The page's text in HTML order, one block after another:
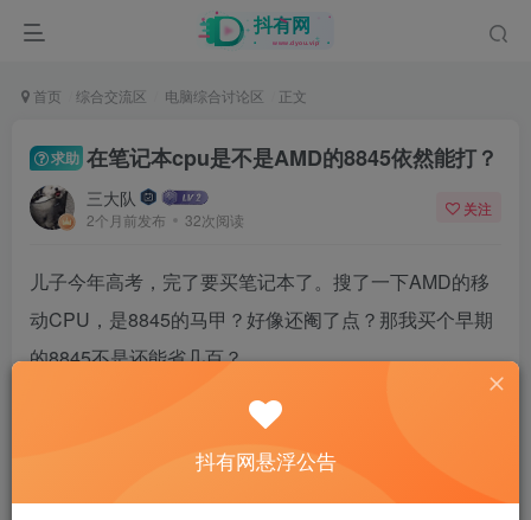
首页 综合交流区 电脑综合讨论区 正文
求助 在笔记本cpu是不是AMD的8845依然能打？
三大队
2个月前发布 32次阅读
关注
儿子今年高考，完了要买笔记本了。搜了一下AMD的移
动CPU，是8845的马甲？好像还阉了点？那我买个早期
的8845不是还能省几百？
26
抖有网悬浮公告